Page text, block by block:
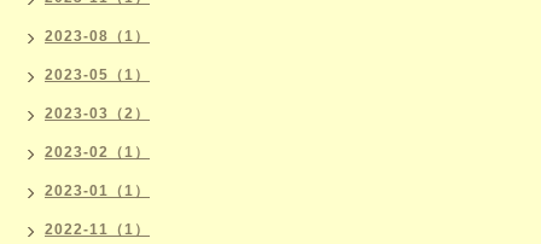
2023-08（1）
2023-05（1）
2023-03（2）
2023-02（1）
2023-01（1）
2022-11（1）